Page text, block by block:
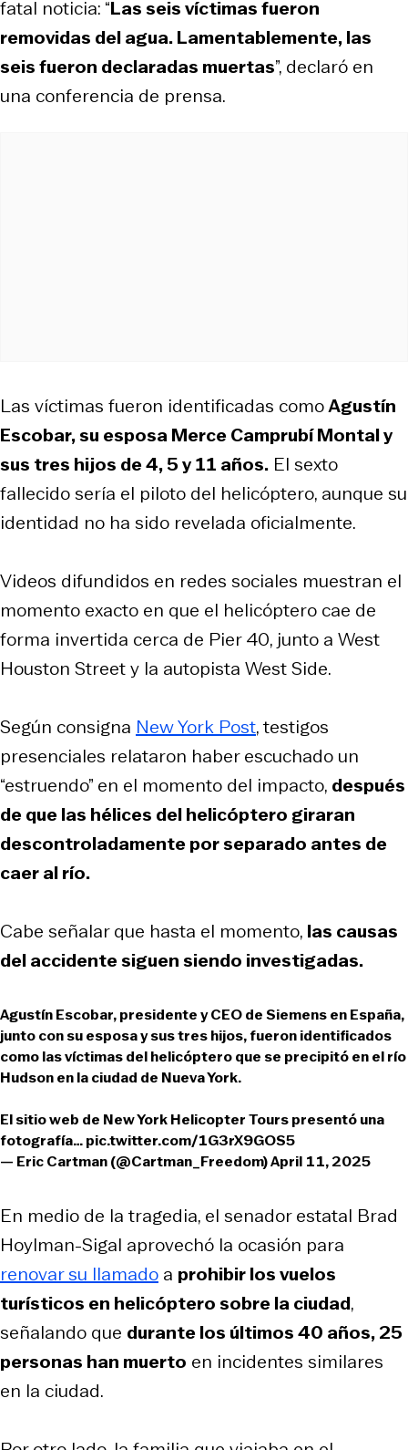
fatal noticia: “Las seis víctimas fueron
removidas del agua. Lamentablemente, las
seis fueron declaradas muertas”, declaró en
una conferencia de prensa.
Las víctimas fueron identificadas comoAgustín
Escobar, su esposa Merce Camprubí Montal y
sus tres hijos de 4, 5 y 11 años. El sexto
fallecido sería el piloto del helicóptero, aunque su
identidad no ha sido revelada oficialmente.
Videos difundidos en redes sociales muestran el
momento exacto en que el helicóptero cae de
forma invertida cerca de Pier 40, junto a West
Houston Street y la autopista West Side.
Según consigna New York Post, testigos
presenciales relataron haber escuchado un
“estruendo” en el momento del impacto, después
de que las hélices del helicóptero giraran
descontroladamente por separado antes de
caer al río.
Cabe señalar que hasta el momento, las causas
del accidente siguen siendo investigadas.
Agustín Escobar, presidente y CEO de Siemens en España,
junto con su esposa y sus tres hijos, fueron identificados
como las víctimas del helicóptero que se precipitó en el río
Hudson en la ciudad de Nueva York.
El sitio web de New York Helicopter Tours presentó una
fotografía…pic.twitter.com/1G3rX9GOS5
— Eric Cartman (@Cartman_Freedom)April 11, 2025
En medio de la tragedia, el senador estatal Brad
Hoylman-Sigal aprovechó la ocasión para
renovar su llamado a prohibir los vuelos
turísticos en helicóptero sobre la ciudad,
señalando que durante los últimos 40 años, 25
personas han muerto en incidentes similares
en la ciudad.